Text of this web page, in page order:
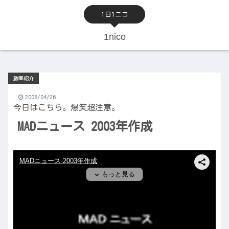
1日1ニコ
1nico
MADニュース 2003年作成
動画紹介
2008/04/26
今日はこちら。爆笑超注意。